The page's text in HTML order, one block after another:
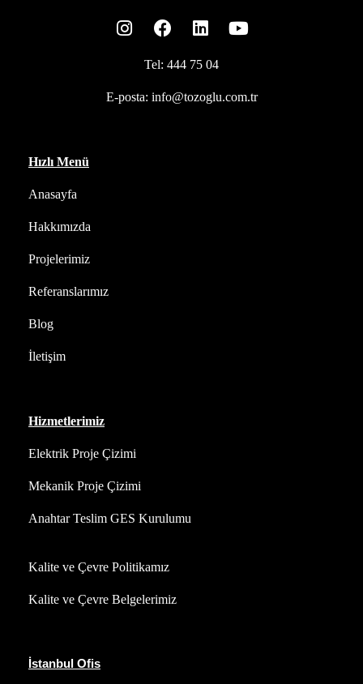
Tel: 444 75 04
E-posta: info@tozoglu.com.tr
Hızlı Menü
Anasayfa
Hakkımızda
Projelerimiz
Referanslarımız
Blog
İletişim
Hizmetlerimiz
Elektrik Proje Çizimi
Mekanik Proje Çizimi
Anahtar Teslim GES Kurulumu
Kalite ve Çevre Politikamız
Kalite ve Çevre Belgelerimiz
İstanbul Ofis